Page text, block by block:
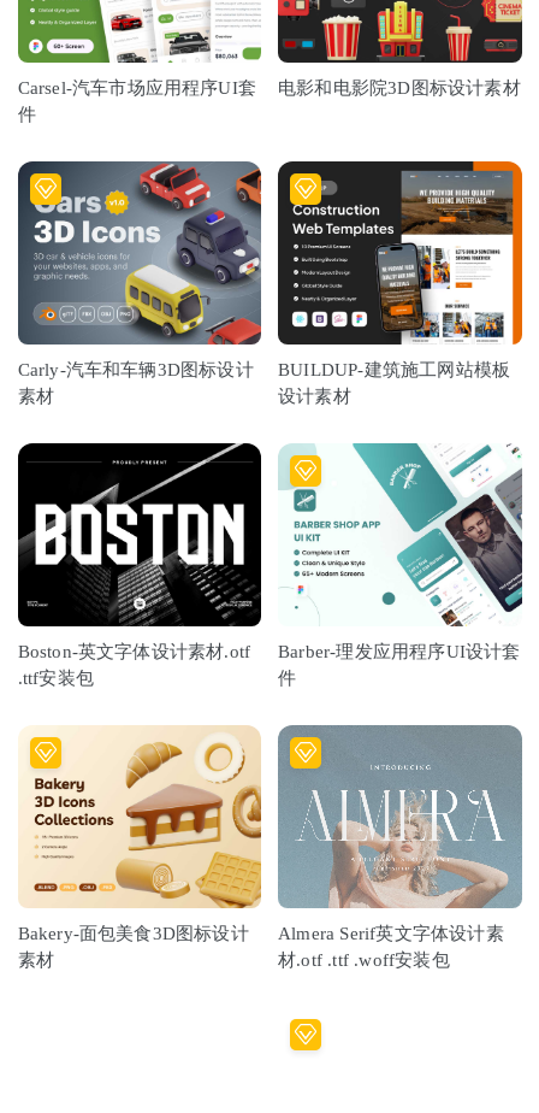
Carsel-汽车市场应用程序UI套
件
电影和电影院3D图标设计素材
Carly-汽车和车辆3D图标设计
素材
BUILDUP-建筑施工网站模板
设计素材
Boston-英文字体设计素材.otf
.ttf安装包
Barber-理发应用程序UI设计套
件
Bakery-面包美食3D图标设计
素材
Almera Serif英文字体设计素
材.otf .ttf .woff安装包